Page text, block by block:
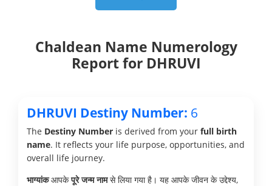
Chaldean Name Numerology
Report for DHRUVI
DHRUVI Destiny Number: 6
The Destiny Number is derived from your full birth
name. It reflects your life purpose, opportunities, and
overall life journey.
भाग्यांकआपकेपूरे जन्म नामसे लिया गया है। यह आपके जीवन के उद्देश्य,